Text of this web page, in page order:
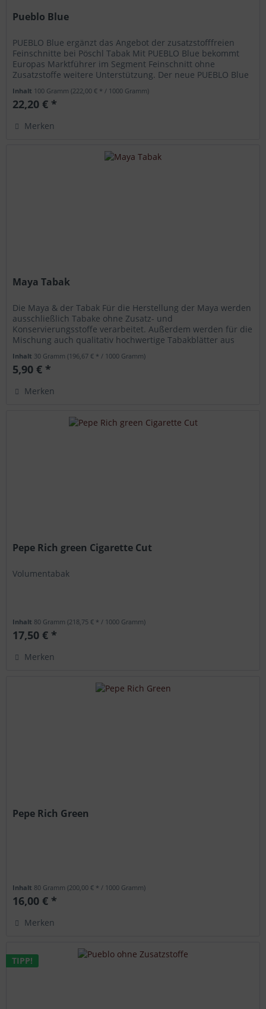
Pueblo Blue
PUEBLO Blue ergänzt das Angebot der zusatzstofffreien
Feinschnitte bei Pöschl Tabak Mit PUEBLO Blue bekommt
Europas Marktführer im Segment Feinschnitt ohne
Zusatzstoffe weitere Unterstützung. Der neue PUEBLO Blue
Inhalt 100 Gramm(222,00 € * / 1000 Gramm)
22,20 € *
Merken
Maya Tabak
Die Maya & der Tabak Für die Herstellung der Maya werden
ausschließlich Tabake ohne Zusatz- und
Konservierungsstoffe verarbeitet. Außerdem werden für die
Mischung auch qualitativ hochwertige Tabakblätter aus
Inhalt 30 Gramm(196,67 € * / 1000 Gramm)
5,90 € *
Merken
Pepe Rich green Cigarette Cut
Volumentabak
Inhalt 80 Gramm(218,75 € * / 1000 Gramm)
17,50 € *
Merken
Pepe Rich Green
Inhalt 80 Gramm(200,00 € * / 1000 Gramm)
16,00 € *
Merken
TIPP!